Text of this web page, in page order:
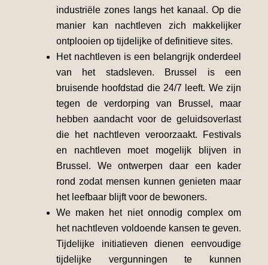
industriële zones langs het kanaal. Op die
manier kan nachtleven zich makkelijker
ontplooien op tijdelijke of definitieve sites.
Het nachtleven is een belangrijk onderdeel
van het stadsleven. Brussel is een
bruisende hoofdstad die 24/7 leeft. We zijn
tegen de verdorping van Brussel, maar
hebben aandacht voor de geluidsoverlast
die het nachtleven veroorzaakt. Festivals
en nachtleven moet mogelijk blijven in
Brussel. We ontwerpen daar een kader
rond zodat mensen kunnen genieten maar
het leefbaar blijft voor de bewoners.
We maken het niet onnodig complex om
het nachtleven voldoende kansen te geven.
Tijdelijke initiatieven dienen eenvoudige
tijdelijke vergunningen te kunnen